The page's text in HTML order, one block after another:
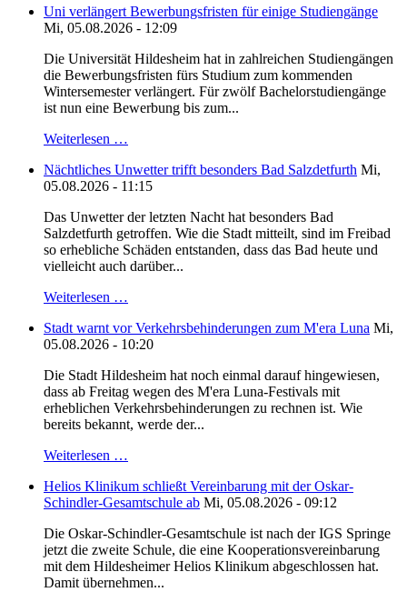
Uni verlängert Bewerbungsfristen für einige Studiengänge
Mi, 05.08.2026 - 12:09
Die Universität Hildesheim hat in zahlreichen Studiengängen
die Bewerbungsfristen fürs Studium zum kommenden
Wintersemester verlängert. Für zwölf Bachelorstudiengänge
ist nun eine Bewerbung bis zum...
Weiterlesen …
Nächtliches Unwetter trifft besonders Bad Salzdetfurth Mi,
05.08.2026 - 11:15
Das Unwetter der letzten Nacht hat besonders Bad
Salzdetfurth getroffen. Wie die Stadt mitteilt, sind im Freibad
so erhebliche Schäden entstanden, dass das Bad heute und
vielleicht auch darüber...
Weiterlesen …
Stadt warnt vor Verkehrsbehinderungen zum M'era Luna Mi,
05.08.2026 - 10:20
Die Stadt Hildesheim hat noch einmal darauf hingewiesen,
dass ab Freitag wegen des M'era Luna-Festivals mit
erheblichen Verkehrsbehinderungen zu rechnen ist. Wie
bereits bekannt, werde der...
Weiterlesen …
Helios Klinikum schließt Vereinbarung mit der Oskar-
Schindler-Gesamtschule ab Mi, 05.08.2026 - 09:12
Die Oskar-Schindler-Gesamtschule ist nach der IGS Springe
jetzt die zweite Schule, die eine Kooperationsvereinbarung
mit dem Hildesheimer Helios Klinikum abgeschlossen hat.
Damit übernehmen...